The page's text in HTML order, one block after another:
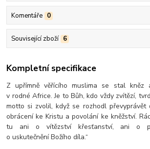
Komentáře 0
Související zboží 6
Kompletní specifikace
Z upřímně věřícího muslima se stal kněz
v rodné Africe. Je to Bůh, kdo vždy zvítězí,
motto si zvolil, když se rozhodl převyprávět
obrácení ke Kristu a povolání ke kněžství.
tu ani o vítězství křesťanství, ani o
o uskutečnění Božího díla.“